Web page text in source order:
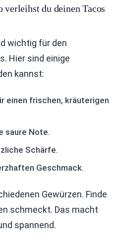
verleihst du deinen Tacos
wichtig für den
Hier sind einige
kannst:
einen frischen, kräuterigen
saure Note.
Schärfe.
Geschmack.
Gewürzen. Finde
schmeckt. Das macht
spannend.